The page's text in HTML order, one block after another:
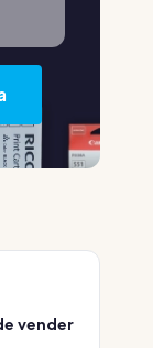
vender